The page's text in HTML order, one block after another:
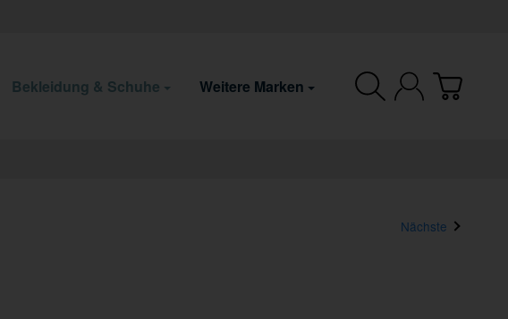
Bekleidung & Schuhe Weitere Marken
Nächste